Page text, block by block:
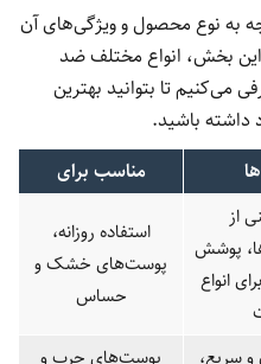
به نوع محصول و ویژگی‌های آن
این بخش، انواع مختلف ضد
می‌کنیم تا بتوانید بهترین
داشته باشید.
مناسب برای
از
پوشش
انواع
استفاده روزانه،
پوست‌های خشک و
حساس
و سریع، پوست‌های چرب و